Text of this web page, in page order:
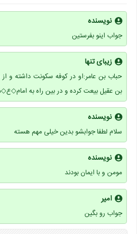
نویسنده
جواب اینو بفرستین
زیبای تنها
حباب بن عامر:او در کوفه سکونت داشته و
بن عقیل بیعت کرده و در بین راه به
نویسنده
سلام لطفا جوابشو بدین خیلی مهم هسته
نویسنده
مومن و با ایمان بودند
امیر
جواب رو بگین